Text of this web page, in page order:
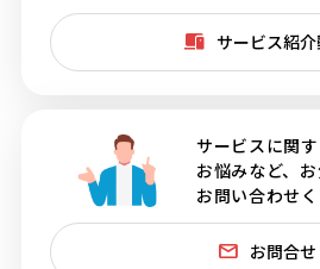
サービス紹
サービスに関
お悩みなど、
お問い合わせ
お問合せ